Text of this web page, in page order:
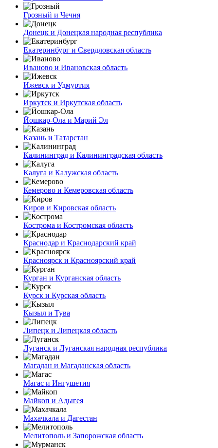
Грозный и Чечня
Донецк и Донецкая народная республика
Екатеринбург и Свердловская область
Иваново и Ивановская область
Ижевск и Удмуртия
Иркутск и Иркутская область
Йошкар-Ола и Марий Эл
Казань и Татарстан
Калининград и Калининградская область
Калуга и Калужская область
Кемерово и Кемеровская область
Киров и Кировская область
Кострома и Костромская область
Краснодар и Краснодарский край
Красноярск и Красноярский край
Курган и Курганская область
Курск и Курская область
Кызыл и Тува
Липецк и Липецкая область
Луганск и Луганская народная республика
Магадан и Магаданская область
Магас и Ингушетия
Майкоп и Адыгея
Махачкала и Дагестан
Мелитополь и Запорожская область